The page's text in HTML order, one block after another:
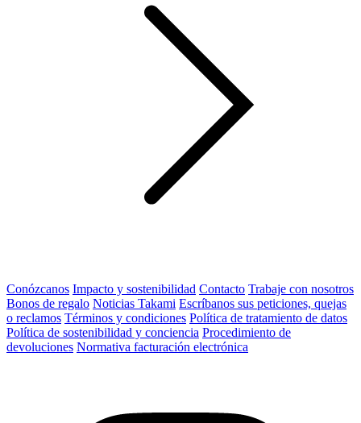
Conózcanos Impacto y sostenibilidad Contacto Trabaje con nosotros
Bonos de regalo Noticias Takami Escríbanos sus peticiones, quejas
o reclamos Términos y condiciones Política de tratamiento de datos
Política de sostenibilidad y conciencia Procedimiento de
devoluciones Normativa facturación electrónica